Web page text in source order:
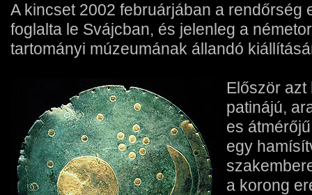
A kincset 2002 februárjában a rendőrség
foglalta le Svájcban, és jelenleg a
tartományi múzeumának állandó
Először
patinájú,
es
egy
a korong